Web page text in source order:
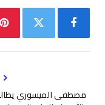
مصطفى الميسوري